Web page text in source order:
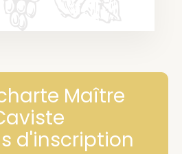
Maître
d'inscription